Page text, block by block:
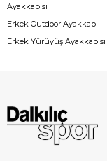
Ayakkabısı
Erkek Outdoor Ayakkabı
Erkek Yürüyüş Ayakkabısı